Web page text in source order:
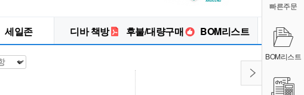
세일존 디바 책방 후불/대량구매 BOM리스트
빠른주문
BOM리스트